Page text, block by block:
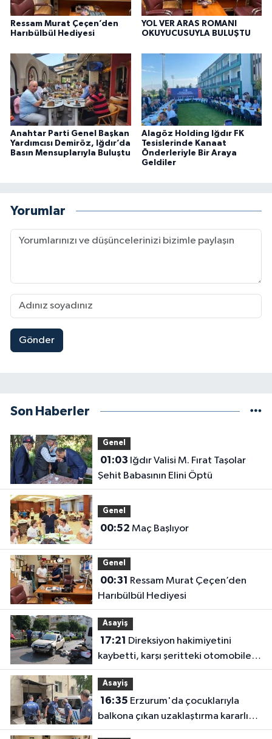
Ressam Murat Çeçen’den
Harıbülbül Hediyesi
YOL VER ARAS ROMANI
OKUYUCUSUYLA BULUŞTU
Anahtar Parti Genel Başkan
Yardımcısı Demiröz, Iğdır’da
Basın Mensuplarıyla Buluştu
Alagöz Holding Iğdır FK
Tesislerinde Kanaat
Önderleriyle Bir Araya
Geldiler
Yorumlar
Gönder
Son Haberler
Genel
01:03
Şehit Babasının Elini Öptü
Genel
00:52 Maç Başlıyor
Genel
00:31
Harıbülbül Hediyesi
Asayiş
17:21
kaybetti, karşı şeritteki otomobile
çarptı
Asayiş
16:35
balkona çıkan uzaklaştırma kararlı
koca ikna edildi